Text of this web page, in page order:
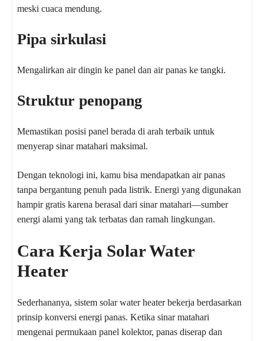
meski cuaca mendung.
Pipa sirkulasi
Mengalirkan air dingin ke panel dan air panas ke tangki.
Struktur penopang
Memastikan posisi panel berada di arah terbaik untuk
menyerap sinar matahari maksimal.
Dengan teknologi ini, kamu bisa mendapatkan air panas
tanpa bergantung penuh pada listrik. Energi yang digunakan
hampir gratis karena berasal dari sinar matahari—sumber
energi alami yang tak terbatas dan ramah lingkungan.
Cara Kerja Solar Water
Heater
Sederhananya, sistem solar water heater bekerja berdasarkan
prinsip konversi energi panas. Ketika sinar matahari
mengenai permukaan panel kolektor, panas diserap dan